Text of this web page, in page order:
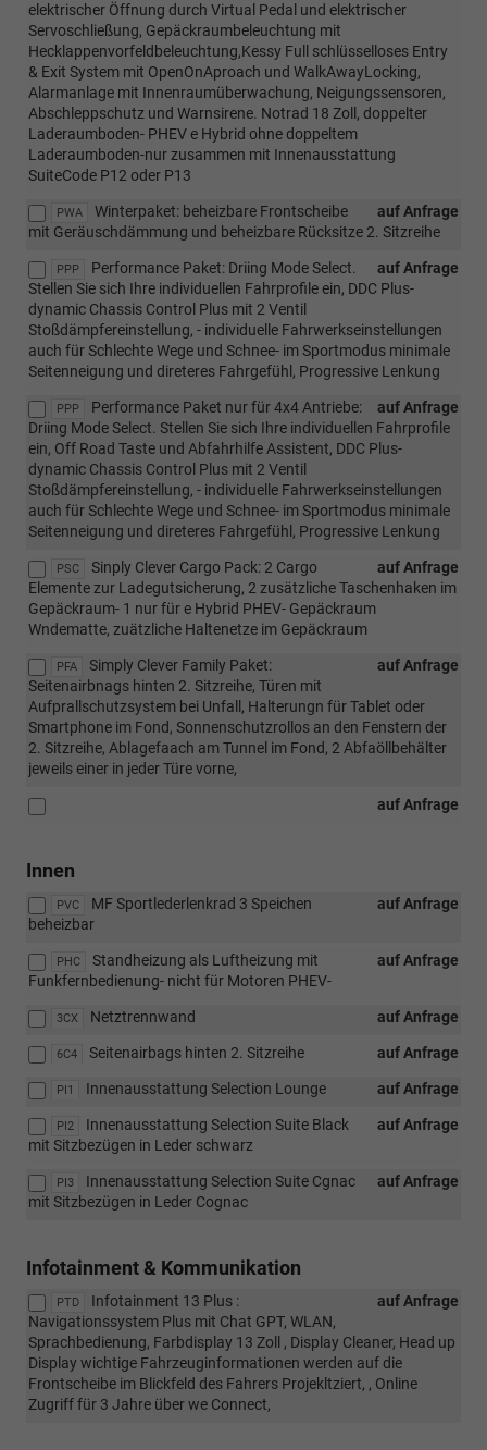
elektrischer Öffnung durch Virtual Pedal und elektrischer
Servoschließung, Gepäckraumbeleuchtung mit
Hecklappenvorfeldbeleuchtung,Kessy Full schlüsselloses Entry
& Exit System mit OpenOnAproach und WalkAwayLocking,
Alarmanlage mit Innenraumüberwachung, Neigungssensoren,
Abschleppschutz und Warnsirene. Notrad 18 Zoll, doppelter
Laderaumboden- PHEV e Hybrid ohne doppeltem
Laderaumboden-nur zusammen mit Innenausstattung
SuiteCode P12 oder P13
PWA auf Anfrage
Winterpaket: beheizbare Frontscheibe
mit Geräuschdämmung und beheizbare Rücksitze 2. Sitzreihe
PPP auf Anfrage
Performance Paket: Driing Mode Select.
Stellen Sie sich Ihre individuellen Fahrprofile ein, DDC Plus-
dynamic Chassis Control Plus mit 2 Ventil
Stoßdämpfereinstellung, - individuelle Fahrwerkseinstellungen
auch für Schlechte Wege und Schnee- im Sportmodus minimale
Seitenneigung und direteres Fahrgefühl, Progressive Lenkung
PPP auf Anfrage
Performance Paket nur für 4x4 Antriebe:
Driing Mode Select. Stellen Sie sich Ihre individuellen Fahrprofile
ein, Off Road Taste und Abfahrhilfe Assistent, DDC Plus-
dynamic Chassis Control Plus mit 2 Ventil
Stoßdämpfereinstellung, - individuelle Fahrwerkseinstellungen
auch für Schlechte Wege und Schnee- im Sportmodus minimale
Seitenneigung und direteres Fahrgefühl, Progressive Lenkung
PSC auf Anfrage
Sinply Clever Cargo Pack: 2 Cargo
Elemente zur Ladegutsicherung, 2 zusätzliche Taschenhaken im
Gepäckraum- 1 nur für e Hybrid PHEV- Gepäckraum
Wndematte, zuätzliche Haltenetze im Gepäckraum
PFA auf Anfrage
Simply Clever Family Paket:
Seitenairbnags hinten 2. Sitzreihe, Türen mit
Aufprallschutzsystem bei Unfall, Halterungn für Tablet oder
Smartphone im Fond, Sonnenschutzrollos an den Fenstern der
2. Sitzreihe, Ablagefaach am Tunnel im Fond, 2 Abfaöllbehälter
jeweils einer in jeder Türe vorne,
auf Anfrage
Innen
PVC auf Anfrage
MF Sportlederlenkrad 3 Speichen
beheizbar
PHC auf Anfrage
Standheizung als Luftheizung mit
Funkfernbedienung- nicht für Motoren PHEV-
3CX auf Anfrage
Netztrennwand
6C4 auf Anfrage
Seitenairbags hinten 2. Sitzreihe
PI1 auf Anfrage
Innenausstattung Selection Lounge
PI2 auf Anfrage
Innenausstattung Selection Suite Black
mit Sitzbezügen in Leder schwarz
PI3 auf Anfrage
Innenausstattung Selection Suite Cgnac
mit Sitzbezügen in Leder Cognac
Infotainment & Kommunikation
PTD auf Anfrage
Infotainment 13 Plus :
Navigationssystem Plus mit Chat GPT, WLAN,
Sprachbedienung, Farbdisplay 13 Zoll , Display Cleaner, Head up
Display wichtige Fahrzeuginformationen werden auf die
Frontscheibe im Blickfeld des Fahrers Projekltziert, , Online
Zugriff für 3 Jahre über we Connect,